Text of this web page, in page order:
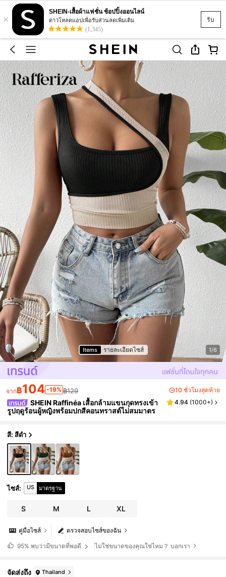
รับ
×
SHEIN-เสื้อผ้าแฟชั่น ช้อปปิ้งออนไลน์
ดาวโหลดแอปเพื่อรับส่วนลดเพิ่มเติม
(1,345)
Items รายละเอียดไซส์ 1/6
จาก฿104 -19% ฿129 10 ชั่วโมงสุดท้าย
SHEIN Raffinéa เสื้อกล้ามแขนกุดทรงเข้า
รูปฤดูร้อนผู้หญิงพร้อมปกสีคอนทราสต์ไม่สมมาตร
4.94 (1000+)
สี: สีดำ
ไซส์: US มาตรฐาน
S M L XL
ตรวจสอบไซส์ของฉัน
คู่มือไซส์
95% พบว่ามีขนาดที่พอดี ไม่ใช่ขนาดของคุณใช่ไหม？ บอกเรา
จัดส่งถึง Thailand